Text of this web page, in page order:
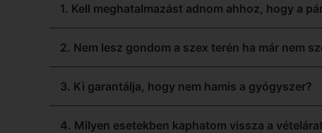
1. Kell meghatalmazást adnom ahhoz, hogy a
2. Nem lesz gondom a szex terén ha már nem
3. Ki garantálja, hogy nem hamis a gyógyszer?
4. Milyen esetekben kaphatom vissza a